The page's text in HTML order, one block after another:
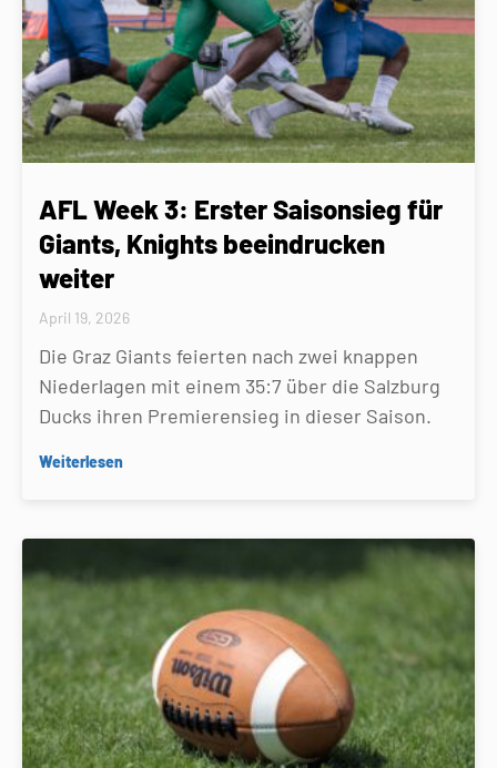
AFL Week 3: Erster Saisonsieg für
Giants, Knights beeindrucken
weiter
April 19, 2026
Die Graz Giants feierten nach zwei knappen
Niederlagen mit einem 35:7 über die Salzburg
Ducks ihren Premierensieg in dieser Saison.
Weiterlesen